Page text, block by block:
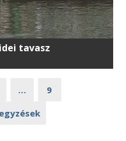
tavasz
…
9